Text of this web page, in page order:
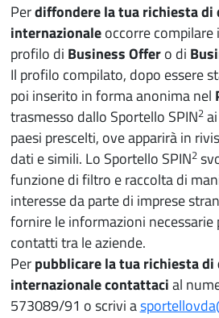
Perdiffondere la tua richiesta di
internazionaleoccorre
profilo di Business Offero di
Il profilo compilato, dopo essere
poi inserito in forma anonima nel
trasmesso dallo Sportello SPIN2ai
paesi prescelti, ove apparirà in
dati e simili. Lo Sportello SPIN2
funzione di filtro e raccolta di
interesse da parte di imprese
fornire le informazioni necessarie
contatti tra le aziende.
Perpubblicare la tua richiestadi
internazionale contattacial
573089/91 o scrivi a